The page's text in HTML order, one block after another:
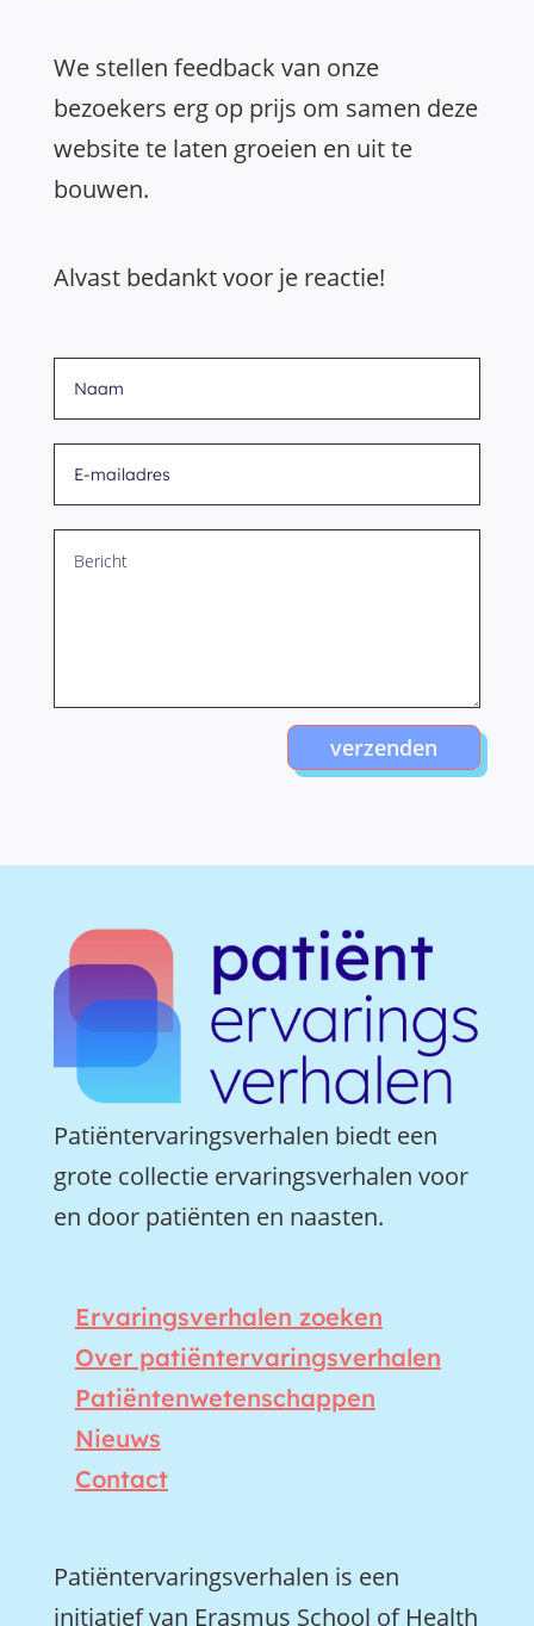
We stellen feedback van onze
bezoekers erg op prijs om samen deze
website te laten groeien en uit te
bouwen.
Alvast bedankt voor je reactie!
verzenden
Patiëntervaringsverhalen biedt een
grote collectie ervaringsverhalen voor
en door patiënten en naasten.
Ervaringsverhalen zoeken
Over patiëntervaringsverhalen
Patiëntenwetenschappen
Nieuws
Contact
Patiëntervaringsverhalen is een
initiatief van Erasmus School of Health